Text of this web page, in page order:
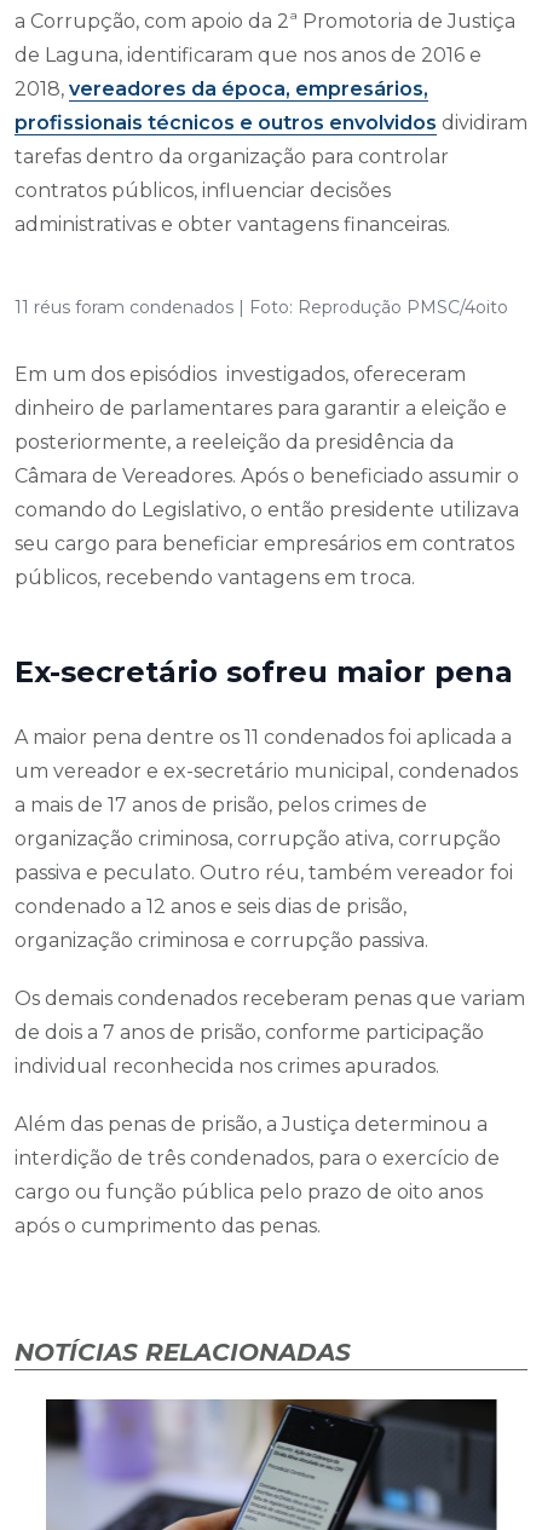
a Corrupção, com apoio da 2ª Promotoria de Justiça
de Laguna, identificaram que nos anos de 2016 e
2018, vereadores da época, empresários,
profissionais técnicos e outros envolvidos dividiram
tarefas dentro da organização para controlar
contratos públicos, influenciar decisões
administrativas e obter vantagens financeiras.
11 réus foram condenados | Foto: Reprodução PMSC/4oito
Em um dos episódios investigados, ofereceram
dinheiro de parlamentares para garantir a eleição e
posteriormente, a reeleição da presidência da
Câmara de Vereadores. Após o beneficiado assumir o
comando do Legislativo, o então presidente utilizava
seu cargo para beneficiar empresários em contratos
públicos, recebendo vantagens em troca.
Ex-secretário sofreu maior pena
A maior pena dentre os 11 condenados foi aplicada a
um vereador e ex-secretário municipal, condenados
a mais de 17 anos de prisão, pelos crimes de
organização criminosa, corrupção ativa, corrupção
passiva e peculato. Outro réu, também vereador foi
condenado a 12 anos e seis dias de prisão,
organização criminosa e corrupção passiva.
Os demais condenados receberam penas que variam
de dois a 7 anos de prisão, conforme participação
individual reconhecida nos crimes apurados.
Além das penas de prisão, a Justiça determinou a
interdição de três condenados, para o exercício de
cargo ou função pública pelo prazo de oito anos
após o cumprimento das penas.
NOTÍCIAS RELACIONADAS